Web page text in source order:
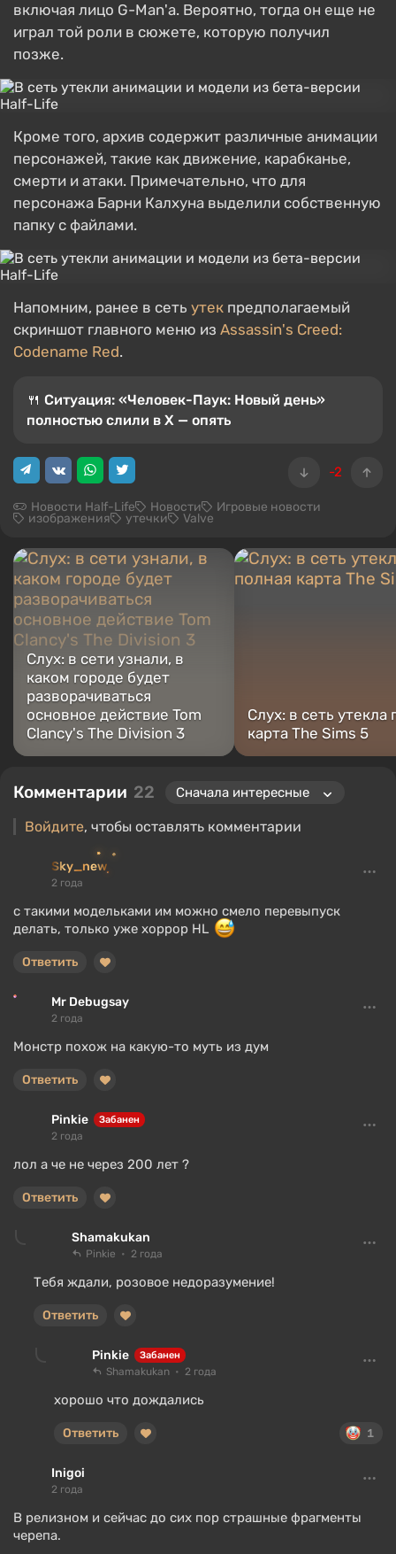
включая лицо G-Man'a. Вероятно, тогда он еще не
играл той роли в сюжете, которую получил
позже.
Кроме того, архив содержит различные анимации
персонажей, такие как движение, карабканье,
смерти и атаки. Примечательно, что для
персонажа Барни Калхуна выделили собственную
папку с файлами.
Напомним, ранее в сеть утек предполагаемый
скриншот главного меню из Assassin's Creed:
Codename Red.
🍴 Ситуация: «Человек-Паук: Новый день»
полностью слили в X — опять
-2
Новости Half-Life Новости Игровые новости
изображения утечки Valve
Слух: в сети узнали, в
каком городе будет
разворачиваться
основное действие Tom
Clancy's The Division 3
Слух: в сеть утекла
карта The Sims 5
Комментарии 22
Войдите, чтобы оставлять комментарии
Sky_new
2 года
с такими модельками им можно смело перевыпуск
делать, только уже хоррор HL
Ответить
Mr Debugsay
2 года
Монстр похож на какую-то муть из дум
Ответить
Pinkie Забанен
2 года
лол а че не через 200 лет ?
Ответить
Shamakukan
Pinkie 2 года
Тебя ждали, розовое недоразумение!
Ответить
Pinkie Забанен
Shamakukan 2 года
хорошо что дождались
1
Ответить
Inigoi
2 года
В релизном и сейчас до сих пор страшные фрагменты
черепа.